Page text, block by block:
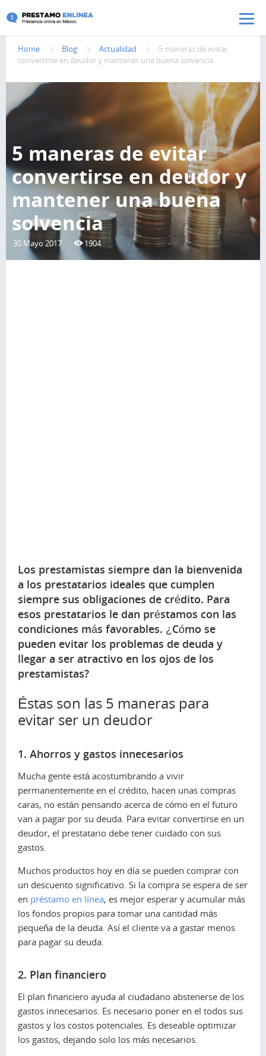
Pasar al contenido principal
Home Blog Actualidad
5 maneras de evitar
convertirse en deudor y mantener una buena solvencia
5 maneras de evitar
convertirse en deudor y
mantener una buena
solvencia
30 Mayo 2017 1904
Los prestamistas siempre dan la bienvenida
a los prestatarios ideales que cumplen
siempre sus obligaciones de crédito. Para
esos prestatarios le dan préstamos con las
condiciones más favorables. ¿Cómo se
pueden evitar los problemas de deuda y
llegar a ser atractivo en los ojos de los
prestamistas?
Éstas son las 5 maneras para
evitar ser un deudor
1. Ahorros y gastos innecesarios
Mucha gente está acostumbrando a vivir
permanentemente en el crédito, hacen unas compras
caras, no están pensando acerca de cómo en el futuro
van a pagar por su deuda. Para evitar convertirse en un
deudor, el prestatario debe tener cuidado con sus
gastos.
Muchos productos hoy en día se pueden comprar con
un descuento significativo. Si la compra se espera de ser
en préstamo en línea, es mejor esperar y acumular más
los fondos propios para tomar una cantidad más
pequeña de la deuda. Así el cliente va a gastar menos
para pagar su deuda.
2. Plan financiero
El plan financiero ayuda al ciudadano abstenerse de los
gastos innecesarios. Es necesario poner en el todos sus
gastos y los costos potenciales. Es deseable optimizar
los gastos, dejando solo los más necesarios.